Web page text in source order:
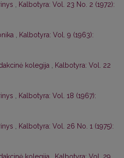
Kalbotyra: Vol. 23 No. 2 (1972):
Kalbotyra: Vol. 9 (1963):
kolegija
Kalbotyra: Vol. 22
Kalbotyra: Vol. 18 (1967):
Kalbotyra: Vol. 26 No. 1 (1975):